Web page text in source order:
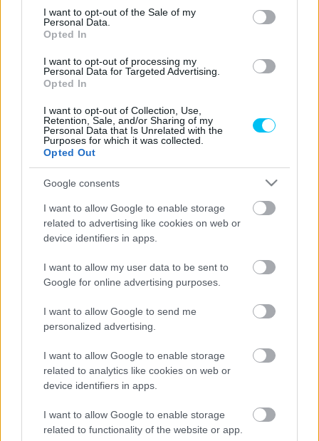
consent section.
I want to opt-out of the Sale of my
Personal Data.
Opted In
I want to opt-out of processing my
Personal Data for Targeted Advertising.
Opted In
I want to opt-out of Collection, Use,
Retention, Sale, and/or Sharing of my
Personal Data that Is Unrelated with the
Purposes for which it was collected.
Opted Out
Google consents
I want to allow Google to enable storage
related to advertising like cookies on web or
device identifiers in apps.
I want to allow my user data to be sent to
Google for online advertising purposes.
I want to allow Google to send me
personalized advertising.
I want to allow Google to enable storage
related to analytics like cookies on web or
device identifiers in apps.
I want to allow Google to enable storage
related to functionality of the website or app.
összetettben, alig valamivel lemaradva a gyári yamahás
Andrea Locatelli mögött. A fiatal spanyol nemrég tesztelt
rendezik.
Izgatottan várom a suzukai 8 órás versenyt a Team HRC-
” –fogalmazott Lecuona. „Ez lesz az első alkalom,
hogy egy hosszútávú versenyen indulok. Tudom, hogy a
suzukai verseny fizikailag nagyon kemény a versenyző
számára a magas hőmérséklet, az extrém páratartalom és
a sok előzés miatt. De nagyon tetszik a pálya, és alig
várom, hogy belekezdhessek. Csapattársaimmal és a
technikai stábbal együtt mindent megteszek majd azért,
Lecuona csapattársai közül Takahasi Takumi jelenleg a brit
Superbike-bajnokságban versenyez. A japán az évek során
háromszor nyerte már meg a versenyt. A másik japán,
Nagasima Tecuta a HRC tesztpilótája. Célja az, hogy
versenyen. Akkor Takahasi csapattársai Michael van der